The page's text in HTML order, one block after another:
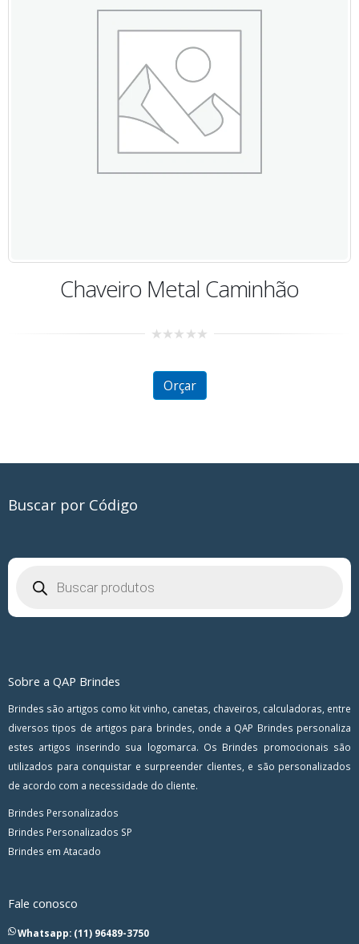
Chaveiro Metal Caminhão
of
Orçar
Buscar por Código
Sobre a QAP Brindes
Brindes são artigos como kit vinho, canetas, chaveiros, calculadoras, entre
diversos tipos de artigos para brindes, onde a QAP Brindes personaliza
estes artigos inserindo sua logomarca. Os Brindes promocionais são
utilizados para conquistar e surpreender clientes, e são personalizados
de acordo com a necessidade do cliente.
Brindes Personalizados
Brindes Personalizados SP
Brindes em Atacado
Fale conosco
Whatsapp: (11) 96489-3750